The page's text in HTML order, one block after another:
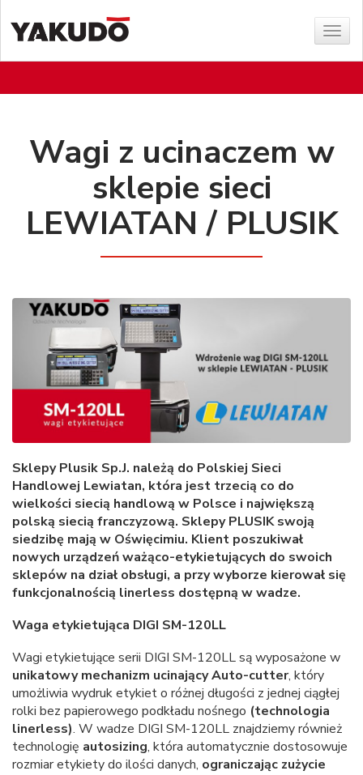
menu
Wagi z ucinaczem w
sklepie sieci
LEWIATAN / PLUSIK
Sklepy Plusik Sp.J. należą do Polskiej Sieci
Handlowej Lewiatan, która jest trzecią co do
wielkości siecią handlową w Polsce i największą
polską siecią franczyzową. Sklepy PLUSIK swoją
siedzibę mają w Oświęcimiu. Klient poszukiwał
nowych urządzeń ważąco-etykietujących do swoich
sklepów na dział obsługi, a przy wyborze kierował się
funkcjonalnością linerless dostępną w wadze.
Waga etykietująca DIGI SM-120LL
Wagi etykietujące serii DIGI SM-120LL są wyposażone w
unikatowy mechanizm ucinający Auto-cutter, który
umożliwia wydruk etykiet o różnej długości z jednej ciągłej
rolki bez papierowego podkładu nośnego (technologia
linerless). W wadze DIGI SM-120LL znajdziemy również
technologię autosizing, która automatycznie dostosowuje
rozmiar etykiety do ilości danych, ograniczając zużycie